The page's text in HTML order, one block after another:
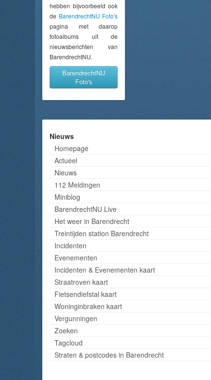
hebben bijvoorbeeld ook
de BarendrechtNU Foto's
pagina met daarop
fotoalbums uit de
nieuwsberichten van
BarendrechtNU.
BarendrechtNU
Foto's
Nieuws
Homepage
Actueel
Nieuws
112 Meldingen
Miniblog
BarendrechtNU Live
Het weer in Barendrecht
Treintijden station Barendrecht
Incidenten
Evenementen
Incidenten & Evenementen kaart
Straatroven kaart
Fietsendiefstal kaart
Woninginbraken kaart
Vergunningen
Zoeken
Tagcloud
Straten & postcodes in Barendrecht